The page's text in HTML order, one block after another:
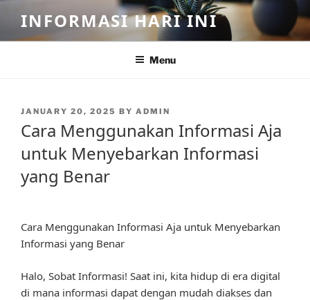
content
INFORMASI HARI INI
Menu
POSTED
JANUARY 20, 2025 BY ADMIN
Cara Menggunakan Informasi Aja
untuk Menyebarkan Informasi
yang Benar
Cara Menggunakan Informasi Aja untuk Menyebarkan
Informasi yang Benar
Halo, Sobat Informasi! Saat ini, kita hidup di era digital
di mana informasi dapat dengan mudah diakses dan